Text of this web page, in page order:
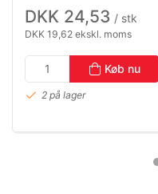
DKK 24,53 / stk
DKK 19,62 ekskl. moms
Køb nu
2 på lager